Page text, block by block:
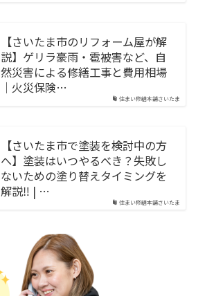
住まい修繕本舗さいたま
【さいたま市のリフォーム屋が解
説】ゲリラ豪雨・雹被害など、自
然災害による修繕工事と費用相場
｜火災保険…
住まい修繕本舗さいたま
【さいたま市で塗装を検討中の方
へ】塗装はいつやるべき？失敗し
ないための塗り替えタイミングを
解説‼︎ | …